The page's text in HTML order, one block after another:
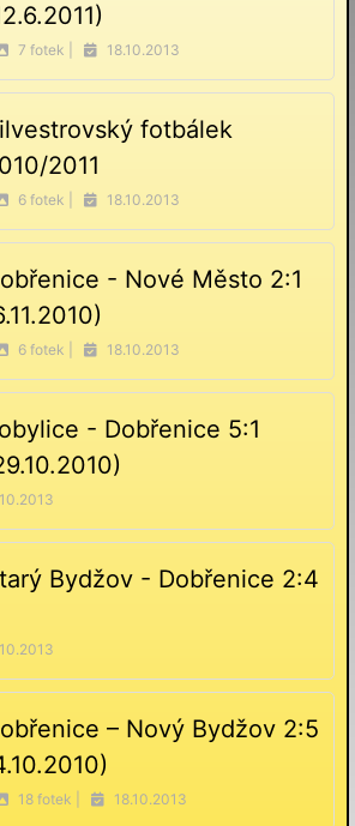
7 fotek | 18.10.2013
fotbálek
2011
6 fotek | 18.10.2013
- Nové Město 2:1
6 fotek | 18.10.2013
- Dobřenice 5:1
Bydžov - Dobřenice 2:4
– Nový Bydžov 2:5
18 fotek | 18.10.2013